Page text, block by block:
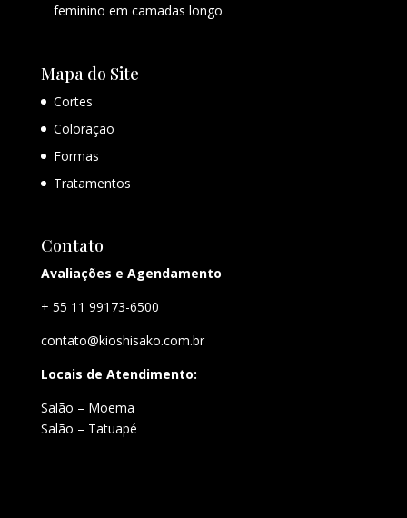
feminino em camadas longo
Mapa do Site
Cortes
Coloração
Formas
Tratamentos
Contato
Avaliações e Agendamento
+ 55 11 99173-6500
contato@kioshisako.com.br
Locais de Atendimento:
Salão – Moema
Salão – Tatuapé